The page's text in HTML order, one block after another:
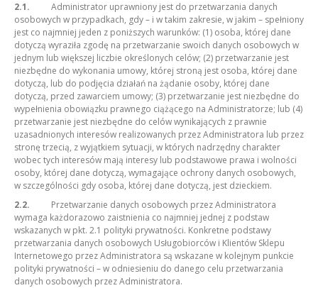
2.1. Administrator uprawniony jest do przetwarzania danych
osobowych w przypadkach, gdy – i w takim zakresie, w jakim – spełniony
jest co najmniej jeden z poniższych warunków: (1) osoba, której dane
dotyczą wyraziła zgodę na przetwarzanie swoich danych osobowych w
jednym lub większej liczbie określonych celów; (2) przetwarzanie jest
niezbędne do wykonania umowy, której stroną jest osoba, której dane
dotyczą, lub do podjęcia działań na żądanie osoby, której dane
dotyczą, przed zawarciem umowy; (3) przetwarzanie jest niezbędne do
wypełnienia obowiązku prawnego ciążącego na Administratorze; lub (4)
przetwarzanie jest niezbędne do celów wynikających z prawnie
uzasadnionych interesów realizowanych przez Administratora lub przez
stronę trzecią, z wyjątkiem sytuacji, w których nadrzędny charakter
wobec tych interesów mają interesy lub podstawowe prawa i wolności
osoby, której dane dotyczą, wymagające ochrony danych osobowych,
w szczególności gdy osoba, której dane dotyczą, jest dzieckiem.
2.2. Przetwarzanie danych osobowych przez Administratora
wymaga każdorazowo zaistnienia co najmniej jednej z podstaw
wskazanych w pkt. 2.1 polityki prywatności. Konkretne podstawy
przetwarzania danych osobowych Usługobiorców i Klientów Sklepu
Internetowego przez Administratora są wskazane w kolejnym punkcie
polityki prywatności – w odniesieniu do danego celu przetwarzania
danych osobowych przez Administratora.